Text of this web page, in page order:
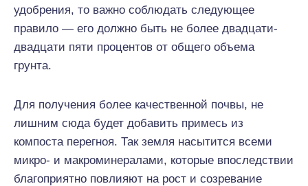
удобрения, то важно соблюдать следующее
правило — его должно быть не более двадцати-
двадцати пяти процентов от общего объема
грунта.
Для получения более качественной почвы, не
лишним сюда будет добавить примесь из
компоста перегноя. Так земля насытится всеми
микро- и макроминералами, которые впоследствии
благоприятно повлияют на рост и созревание